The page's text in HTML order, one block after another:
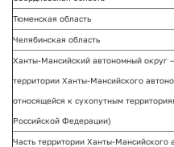
Тюменская область
Челябинская область
Ханты-Мансийский автономный округ
территории Ханты-Мансийского
относящейся к сухопутным
Российской Федерации)
Часть территории Ханты-Мансийского